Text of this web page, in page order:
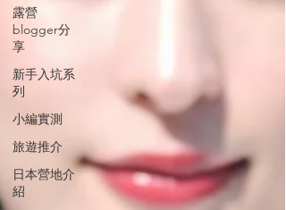
露營
blogger分
享
新手入坑系
列
小編實測
旅遊推介
日本營地介
紹